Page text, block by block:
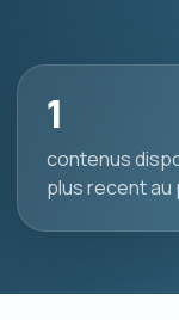
1
contenus
plus recent au